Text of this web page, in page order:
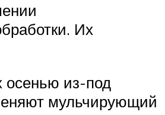
Их
осенью из-под
мульчирующий